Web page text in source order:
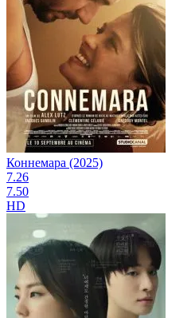
Коннемара (2025)
7.26
7.50
HD